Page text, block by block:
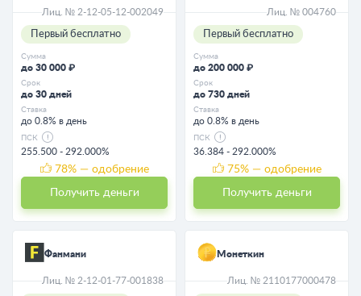
Лиц. № 2-12-05-12-002049
Первый бесплатно
Сумма
до 30 000 ₽
Срок
до 30 дней
Ставка
до 0.8% в день
ПСК
255.500 - 292.000%
78% — одобрение
Получить деньги
Лиц. № 004760
Первый бесплатно
Сумма
до 200 000 ₽
Срок
до 730 дней
Ставка
до 0.8% в день
ПСК
36.384 - 292.000%
75% — одобрение
Получить деньги
Фанмани
Лиц. № 2-12-01-77-001838
Монеткин
Лиц. № 2110177000478